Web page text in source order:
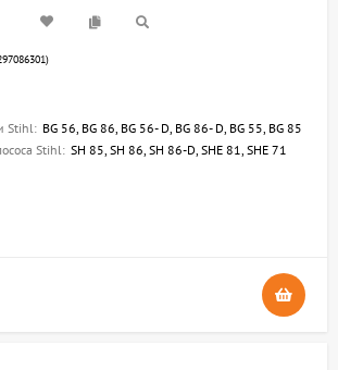
Stihl: BG 56, BG 86, BG 56- D, BG 86- D, BG 55, BG 85
Stihl: SH 85, SH 86, SH 86-D, SHE 81, SHE 71